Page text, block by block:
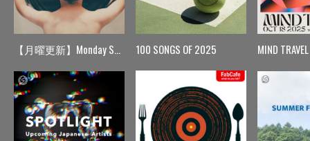
【月曜更新】Monday Spin 100 SONGS OF 2025 MIND TRAVEL